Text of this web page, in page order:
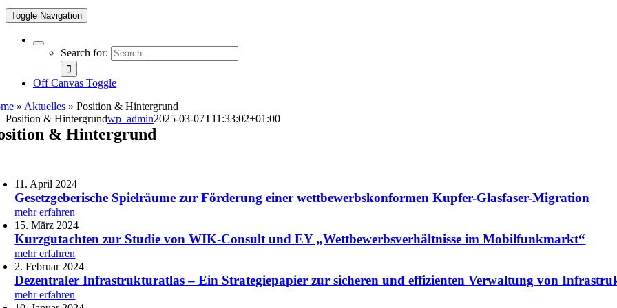
Toggle Navigation
Search for:
Off Canvas Toggle
» Aktuelles »Position & Hintergrund
Position & Hintergrundwp_admin2025-03-07T11:33:02+01:00
& Hintergrund
11. April 2024
Gesetzgeberische Spielräume zur Förderung einer wettbewerbskonformen Kupfer-Glasfaser-Migration
mehr erfahren
15. März 2024
Kurzgutachten zur Studie von WIK-Consult und EY „Wettbewerbs­verhältnisse im Mobilfunkmarkt“
mehr erfahren
2. Februar 2024
Dezentraler Infrastrukturatlas – Ein Strategiepapier zur sicheren und effizienten Verwaltung von
mehr erfahren